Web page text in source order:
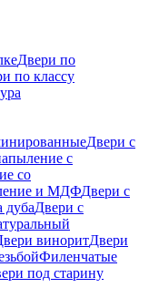
Двери по
по классу
Двери с
с
со
и МДФДвери с
дубаДвери с
виноритДвери
Филенчатые
под старину